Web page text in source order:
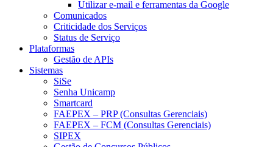
Utilizar e-mail e ferramentas da Google
Comunicados
Criticidade dos Serviços
Status de Serviço
Plataformas
Gestão de APIs
Sistemas
SiSe
Senha Unicamp
Smartcard
FAEPEX – PRP (Consultas Gerenciais)
FAEPEX – FCM (Consultas Gerenciais)
SIPEX